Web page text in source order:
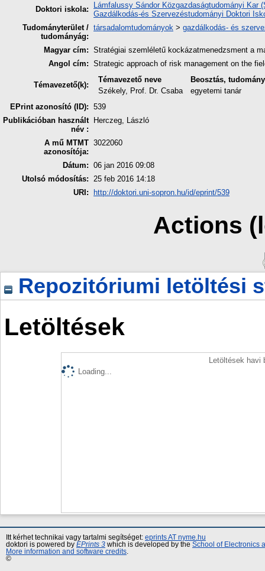
Doktori iskola:
Lámfalussy Sándor Közgazdaságtudományi Kar
Gazdálkodás-és Szervezéstudományi Doktori
Tudományterület /
tudományág:
társadalomtudományok > gazdálkodás- és
Magyar cím: Stratégiai szemléletű kockázatmenedzsment a
Angol cím: Strategic approach of risk management on the
Témavezető(k):
Témavezető neve
Beosztás,
Székely, Prof. Dr. Csaba
egyetemi tanár
EPrint azonosító (ID): 539
Publikációban használt
név :
Herczeg, László
A mű MTMT
azonosítója:
3022060
Dátum: 06 jan 2016 09:08
Utolsó módosítás: 25 feb 2016 14:18
URI:
http://doktori.uni-sopron.hu/id/eprint/539
Actions
Repozitóriumi letöltési
Letöltések
Letöltések
Loading...
Itt kérhet technikai vagy tartalmi segítséget: eprints AT nyme.hu
doktori is powered by EPrints 3 which is developed by the School of Electronics
More information and software credits
©